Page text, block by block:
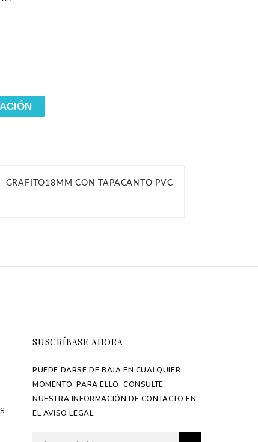
CON TAPACANTO PVC
SUSCRÍBASE AHORA
PUEDE DARSE DE BAJA EN CUALQUIER
MOMENTO. PARA ELLO, CONSULTE
NUESTRA INFORMACIÓN DE CONTACTO EN
EL AVISO LEGAL.